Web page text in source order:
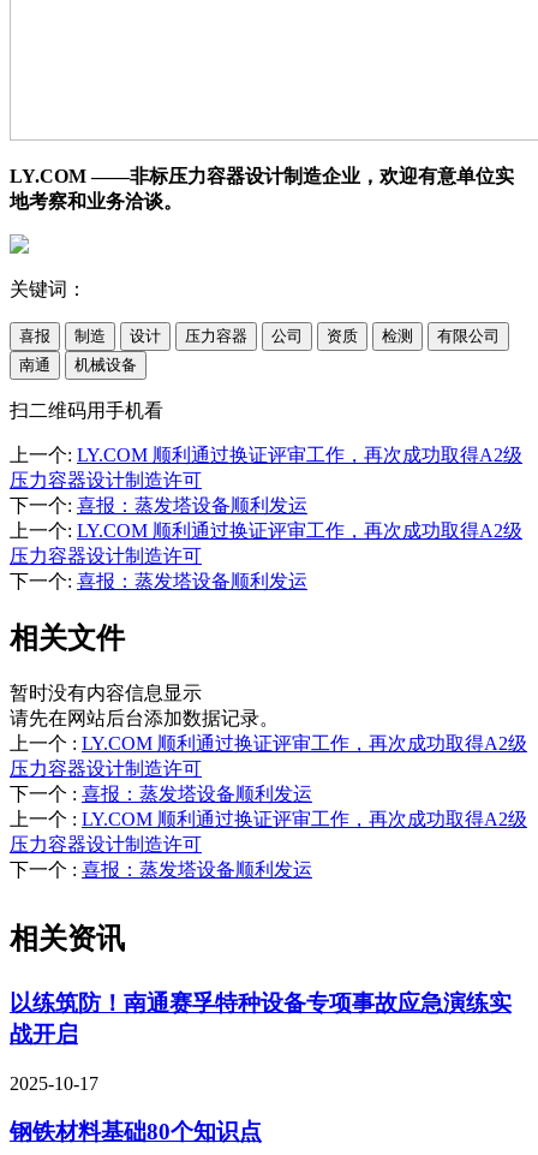
LY.COM ——非标压力容器设计制造企业，欢迎有意单位实
地考察和业务洽谈。
关键词：
喜报 制造 设计 压力容器 公司 资质 检测
有限公司
南通
机械设备
扫二维码用手机看
上一个: LY.COM 顺利通过换证评审工作，再次成功取得A2级
压力容器设计制造许可
下一个: 喜报：蒸发塔设备顺利发运
上一个: LY.COM 顺利通过换证评审工作，再次成功取得A2级
压力容器设计制造许可
下一个: 喜报：蒸发塔设备顺利发运
相关文件
暂时没有内容信息显示
请先在网站后台添加数据记录。
上一个 : LY.COM 顺利通过换证评审工作，再次成功取得A2级
压力容器设计制造许可
下一个 : 喜报：蒸发塔设备顺利发运
上一个 : LY.COM 顺利通过换证评审工作，再次成功取得A2级
压力容器设计制造许可
下一个 : 喜报：蒸发塔设备顺利发运
相关资讯
以练筑防！南通赛孚特种设备专项事故应急演练实
战开启
2025-10-17
钢铁材料基础80个知识点